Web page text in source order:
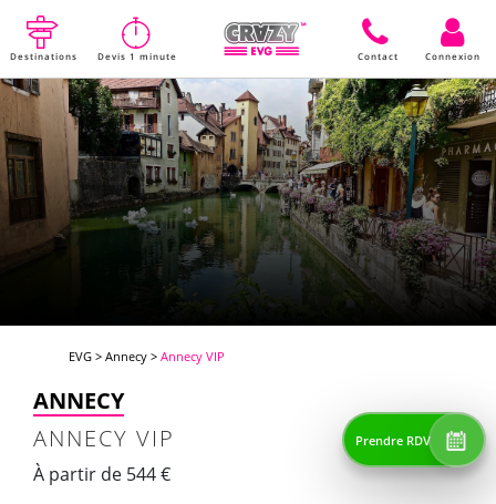
Destinations Devis 1 minute Contact Connexion
EVG > Annecy > Annecy VIP
ANNECY
ANNECY VIP
À partir de 544 €
Prendre RDV